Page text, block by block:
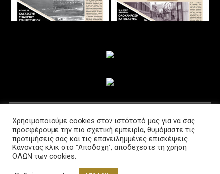
Χρησιμοποιούμε cookies στον ιστότοπό μας για να σας
προσφέρουμε την πιο σχετική εμπειρία, θυμόμαστε τις
προτιμήσεις σας και τις επανειλημμένες επισκέψεις.
Κάνοντας κλικ στο "Αποδοχή", αποδέχεστε τη χρήση
ΟΛΩΝ των cookies.